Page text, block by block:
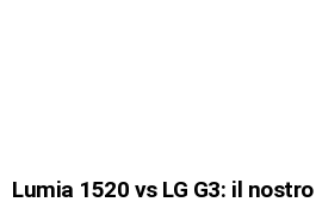
Lumia 1520 vs LG G3: il